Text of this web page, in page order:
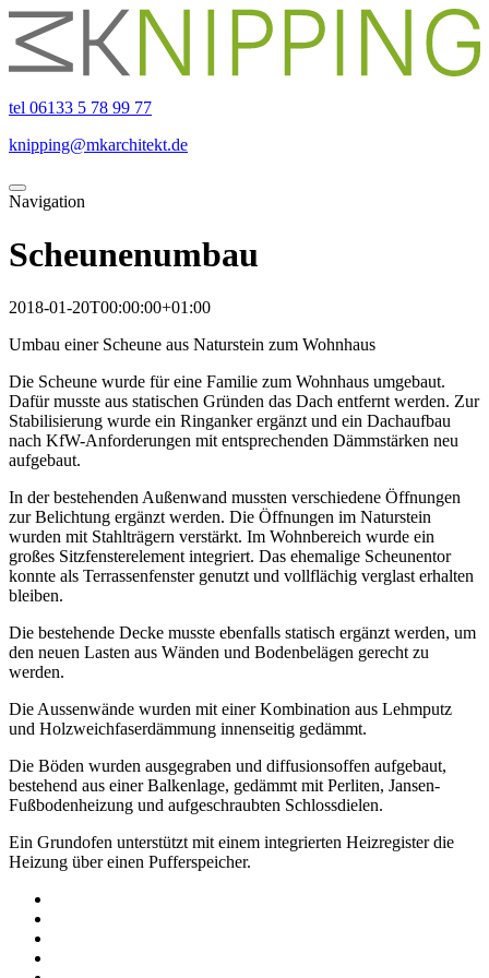
tel 06133 5 78 99 77
knipping@mkarchitekt.de
Navigation
Scheunenumbau
2018-01-20T00:00:00+01:00
Umbau einer Scheune aus Naturstein zum Wohnhaus
Die Scheune wurde für eine Familie zum Wohnhaus umgebaut.
Dafür musste aus statischen Gründen das Dach entfernt werden. Zur
Stabilisierung wurde ein Ringanker ergänzt und ein Dachaufbau
nach KfW-Anforderungen mit entsprechenden Dämmstärken neu
aufgebaut.
In der bestehenden Außenwand mussten verschiedene Öffnungen
zur Belichtung ergänzt werden. Die Öffnungen im Naturstein
wurden mit Stahlträgern verstärkt. Im Wohnbereich wurde ein
großes Sitzfensterelement integriert. Das ehemalige Scheunentor
konnte als Terrassenfenster genutzt und vollflächig verglast erhalten
bleiben.
Die bestehende Decke musste ebenfalls statisch ergänzt werden, um
den neuen Lasten aus Wänden und Bodenbelägen gerecht zu
werden.
Die Aussenwände wurden mit einer Kombination aus Lehmputz
und Holzweichfaserdämmung innenseitig gedämmt.
Die Böden wurden ausgegraben und diffusionsoffen aufgebaut,
bestehend aus einer Balkenlage, gedämmt mit Perliten, Jansen-
Fußbodenheizung und aufgeschraubten Schlossdielen.
Ein Grundofen unterstützt mit einem integrierten Heizregister die
Heizung über einen Pufferspeicher.